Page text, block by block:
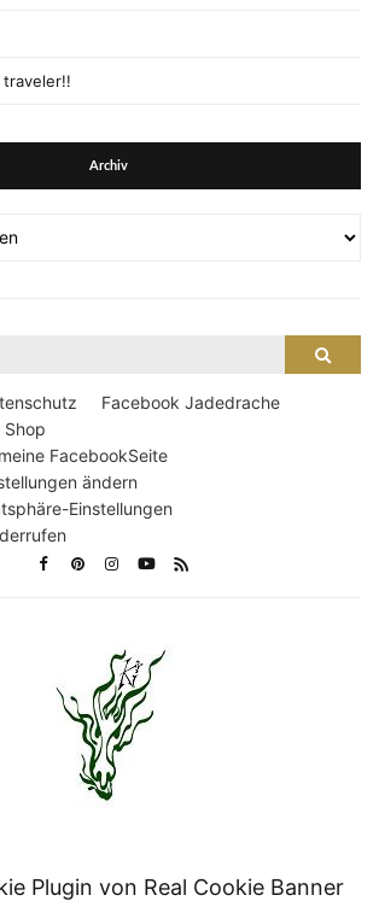
traveler!!
Archiv
Facebook Jadedrache
FacebookSeite
ändern
Einstellungen
Plugin von Real Cookie Banner